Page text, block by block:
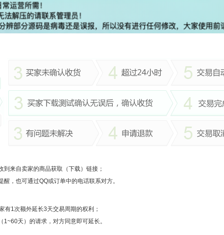
来自卖家的商品获取（下载）链接；
，也可通过QQ或订单中的电话联系对方。
有1次额外延长3天交易周期的权利；
天）的请求，对方同意即可延长。